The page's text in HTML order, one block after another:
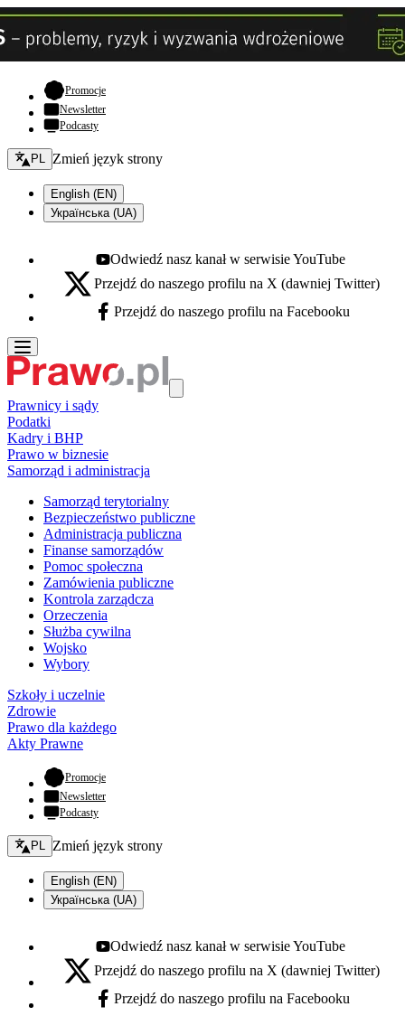
Promocje- otwiera się w nowej karcie
Newsletter
Podcasty
Zmień język - bieżący:
PL Zmień język strony
English (EN)
Українська (UA)
Youtube - otwiera się w nowej karcie
Odwiedź nasz kanał w serwisie YouTube
X - otwiera się w nowej karcie
Przejdź do naszego profilu na X (dawniej Twitter)
Facebook - otwiera się w nowej karcie
Przejdź do naszego profilu na Facebooku
Prawnicy i sądy
Podatki
Kadry i BHP
Prawo w biznesie
Samorząd i administracja
Samorząd terytorialny
Bezpieczeństwo publiczne
Administracja publiczna
Finanse samorządów
Pomoc społeczna
Zamówienia publiczne
Kontrola zarządcza
Orzeczenia
Służba cywilna
Wojsko
Wybory
Szkoły i uczelnie
Zdrowie
Prawo dla każdego
Akty Prawne
Promocje- otwiera się w nowej karcie
Newsletter
Podcasty
Zmień język - bieżący:
PL Zmień język strony
English (EN)
Українська (UA)
Youtube - otwiera się w nowej karcie
Odwiedź nasz kanał w serwisie YouTube
X - otwiera się w nowej karcie
Przejdź do naszego profilu na X (dawniej Twitter)
Facebook - otwiera się w nowej karcie
Przejdź do naszego profilu na Facebooku